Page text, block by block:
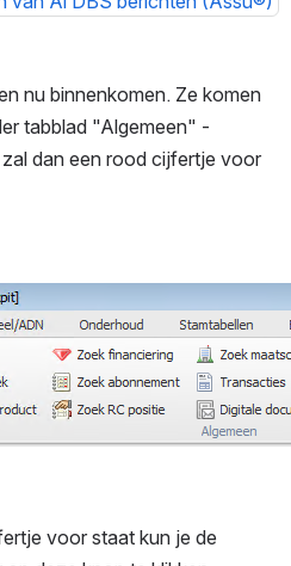
nu binnenkomen. Ze komen
tabblad "Algemeen" -
dan een rood cijfertje voor
voor staat kun je de